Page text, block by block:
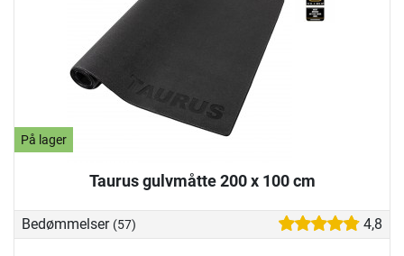
På lager
Taurus gulvmåtte 200 x 100 cm
Bedømmelser (57) 4,8